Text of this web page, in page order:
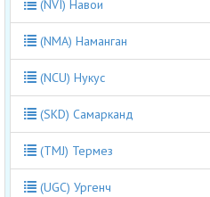
(NVI) Навои
(NMA) Наманган
(NCU) Нукус
(SKD) Самарканд
(TMJ) Термез
(UGC) Ургенч